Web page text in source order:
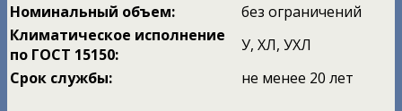
Номинальный объем:
без ограничений
Климатическое исполнение
по ГОСТ 15150:
У, ХЛ, УХЛ
Срок службы:
не менее 20 лет